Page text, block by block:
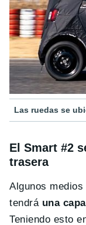
Las ruedas se
El Smart #2
trasera
Algunos
tendrá una
Teniendo esto